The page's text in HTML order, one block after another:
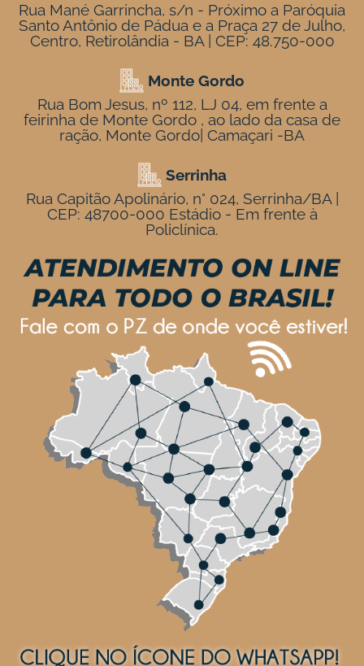
Rua Mané Garrincha, s/n - Próximo a Paróquia
Santo Antônio de Pádua e a Praça 27 de Julho,
Centro, Retirolândia - BA | CEP: 48.750-000
Monte Gordo
Rua Bom Jesus, nº 112, LJ 04, em frente a
feirinha de Monte Gordo , ao lado da casa de
ração, Monte Gordo| Camaçari -BA
Serrinha
Rua Capitão Apolinário, n° 024, Serrinha/BA |
CEP: 48700-000 Estádio - Em frente à
Policlínica.